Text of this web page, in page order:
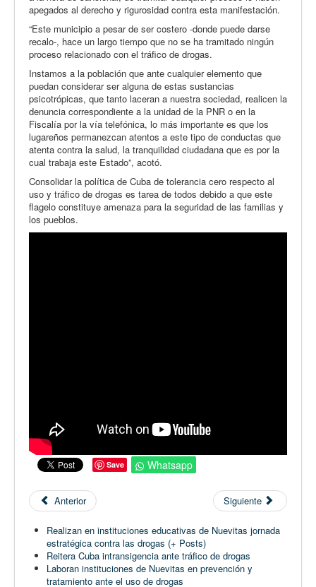
apegados al derecho y rigurosidad contra esta manifestación.
“Este municipio a pesar de ser costero -donde puede darse
recalo-, hace un largo tiempo que no se ha tramitado ningún
proceso relacionado con el tráfico de drogas.
Instamos a la población que ante cualquier elemento que
puedan considerar ser alguna de estas sustancias
psicotrópicas, que tanto laceran a nuestra sociedad, realicen la
denuncia correspondiente a la unidad de la PNR o en la
Fiscalía por la vía telefónica, lo más importante es que los
lugareños permanezcan atentos a este tipo de conductas que
atenta contra la salud, la tranquilidad ciudadana que es por la
cual trabaja este Estado”, acotó.
Consolidar la política de Cuba de tolerancia cero respecto al
uso y tráfico de drogas es tarea de todos debido a que este
flagelo constituye amenaza para la seguridad de las familias y
los pueblos.
Save Whatsapp
Anterior Siguiente
Realizan en instituciones educativas de Nuevitas jornada
estratégica contra las drogas (+ Posts)
Reitera Cuba intransigencia ante tráfico de drogas
Laboran instituciones de Nuevitas en prevención y
tratamiento ante el uso de drogas